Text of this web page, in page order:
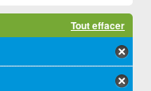
Tout effacer